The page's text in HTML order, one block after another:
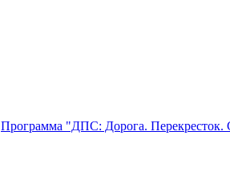
Программа "ДПС: Дорога. Перекресток.